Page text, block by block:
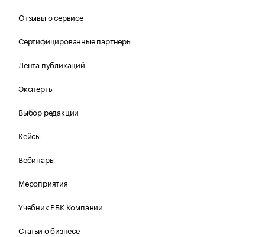
Отзывы о сервисе
Сертифицированные партнеры
Лента публикаций
Эксперты
Выбор редакции
Кейсы
Вебинары
Мероприятия
Учебник РБК Компании
Статьи о бизнесе